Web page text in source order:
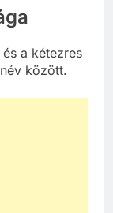
a kétezres
között.